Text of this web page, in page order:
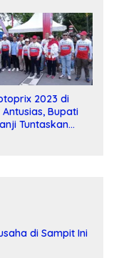
2023 di
Bupati
Tuntaskan
di Sampit Ini